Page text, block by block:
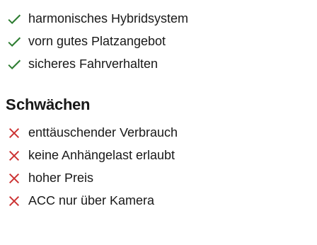
harmonisches Hybridsystem
vorn gutes Platzangebot
sicheres Fahrverhalten
Schwächen
enttäuschender Verbrauch
keine Anhängelast erlaubt
hoher Preis
ACC nur über Kamera